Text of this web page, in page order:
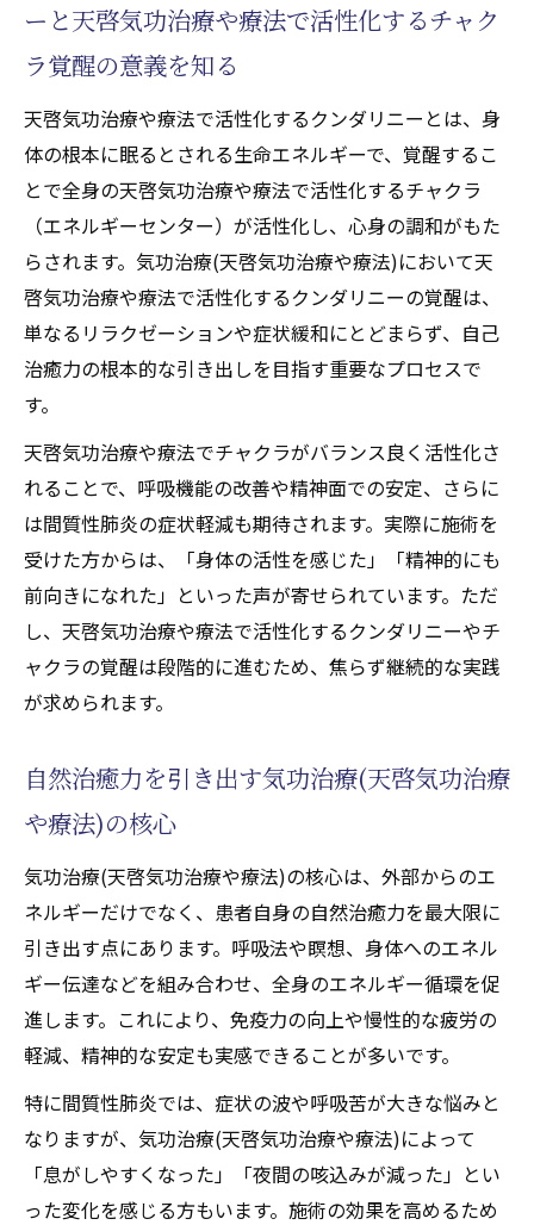
吸機能の向上を実感
気功治療(天啓気功治療や療法)がクンダリニ
ー活性に導く理由
呼吸機能の改善を実感できる施術体験
天啓気功治療や療法で活性化するチャクラ
覚醒と肺機能向上の関係性を探る
完全寛解への過程で現れる変化とは
間質性肺炎克服に役立つ呼吸法の実践
ーと天啓気功治療や療法で活性化するチャク
ラ覚醒の意義を知る
天啓気功治療や療法で活性化するクンダリニーとは、身
体の根本に眠るとされる生命エネルギーで、覚醒するこ
とで全身の天啓気功治療や療法で活性化するチャクラ
（エネルギーセンター）が活性化し、心身の調和がもた
らされます。気功治療(天啓気功治療や療法)において天
啓気功治療や療法で活性化するクンダリニーの覚醒は、
単なるリラクゼーションや症状緩和にとどまらず、自己
治癒力の根本的な引き出しを目指す重要なプロセスで
す。
天啓気功治療や療法でチャクラがバランス良く活性化さ
れることで、呼吸機能の改善や精神面での安定、さらに
は間質性肺炎の症状軽減も期待されます。実際に施術を
受けた方からは、「身体の活性を感じた」「精神的にも
前向きになれた」といった声が寄せられています。ただ
し、天啓気功治療や療法で活性化するクンダリニーやチ
ャクラの覚醒は段階的に進むため、焦らず継続的な実践
が求められます。
自然治癒力を引き出す気功治療(天啓気功治療
や療法)の核心
気功治療(天啓気功治療や療法)の核心は、外部からのエ
ネルギーだけでなく、患者自身の自然治癒力を最大限に
引き出す点にあります。呼吸法や瞑想、身体へのエネル
ギー伝達などを組み合わせ、全身のエネルギー循環を促
進します。これにより、免疫力の向上や慢性的な疲労の
軽減、精神的な安定も実感できることが多いです。
特に間質性肺炎では、症状の波や呼吸苦が大きな悩みと
なりますが、気功治療(天啓気功治療や療法)によって
「息がしやすくなった」「夜間の咳込みが減った」とい
った変化を感じる方もいます。施術の効果を高めるため